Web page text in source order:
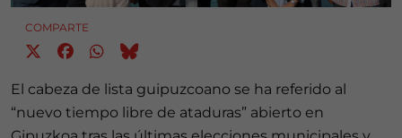
COMPARTE
El cabeza de lista guipuzcoano se ha referido al
“nuevo tiempo libre de ataduras” abierto en